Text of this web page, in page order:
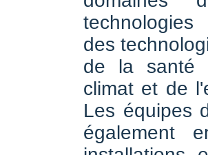
technologies
des
de la santé
climat et de
Les équipes
également